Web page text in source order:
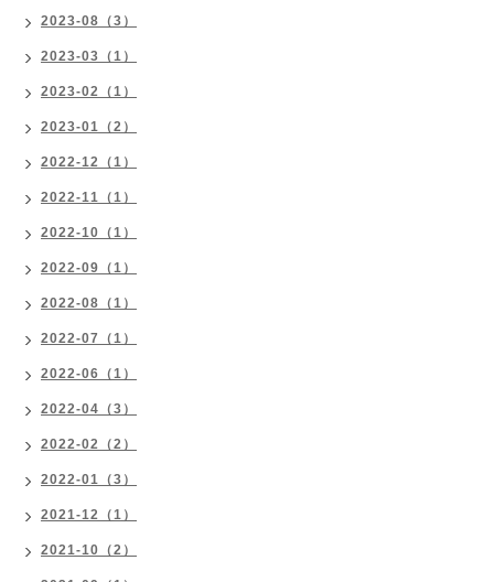
2023-08（3）
2023-03（1）
2023-02（1）
2023-01（2）
2022-12（1）
2022-11（1）
2022-10（1）
2022-09（1）
2022-08（1）
2022-07（1）
2022-06（1）
2022-04（3）
2022-02（2）
2022-01（3）
2021-12（1）
2021-10（2）